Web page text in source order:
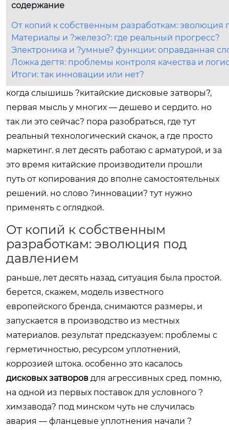
содержание
От копий к собственным разработкам: эволюция
Материалы и ?железо?: где реальный прогресс?
Электроника и ?умные? функции: оправданная
Ложка дегтя: проблемы контроля качества и
Итоги: так инновации или нет?
когда слышишь ?китайские дисковые затворы?,
первая мысль у многих — дешево и сердито. но
так ли это сейчас? пора разобраться, где тут
реальный технологический скачок, а где просто
маркетинг. я лет десять работаю с арматурой, и за
это время китайские производители прошли
путь от копирования до вполне самостоятельных
решений. но слово ?инновации? тут нужно
применять с оглядкой.
От копий к собственным
разработкам: эволюция под
давлением
раньше, лет десять назад, ситуация была простой.
берется, скажем, модель известного
европейского бренда, снимаются размеры, и
запускается в производство из местных
материалов. результат предсказуем: проблемы с
герметичностью, ресурсом уплотнений,
коррозией штока. особенно это касалось
дисковых затворов для агрессивных сред. помню,
на одной из первых поставок для условного ?
химзавода? под минском чуть не случилась
авария — фланцевые уплотнения начали ?